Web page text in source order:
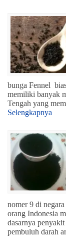
bunga Fennel
memiliki banyak
Tengah yang
Selengkapnya
nomer 9 di
orang Indonesia
dasarnya
pembuluh darah